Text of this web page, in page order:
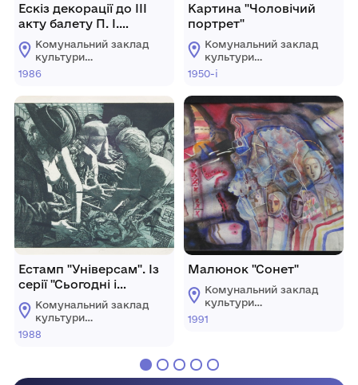
Ескіз декорації до ІІІ
акту балету П. І.
Чайковського
"Франческа Да Риміні"
Київський класичний
Комунальний заклад
культури
"Хмельницький
музей"
1986
Естамп "Універсам". Із
серії "Сьогодні і
завжди..."
Комунальний заклад
культури
"Хмельницький
1988
Картина "Чоловічий
портрет"
Комунальний заклад
культури
"Хмельницький
музей"
1950-і
Малюнок "Сонет"
Комунальний заклад
культури
"Хмельницький
1991